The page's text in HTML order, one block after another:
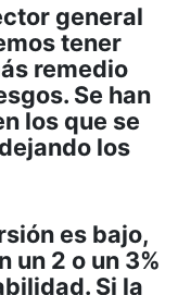
general
tener
remedio
Se han
los que se
los
es bajo,
un 2 o un 3%
Si la